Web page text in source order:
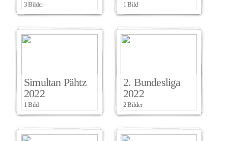
3 Bilder 1 Bild
Simultan Pähtz
2022
1 Bild
2. Bundesliga
2022
2 Bilder